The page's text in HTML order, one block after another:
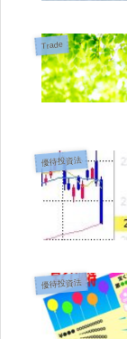
Trade
優待投資法
優待投資法